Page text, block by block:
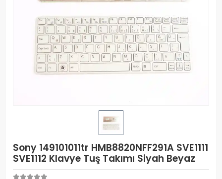
Sony 149101011tr HMB8820NFF291A SVE1111
SVE1112 Klavye Tuş Takımı Siyah Beyaz